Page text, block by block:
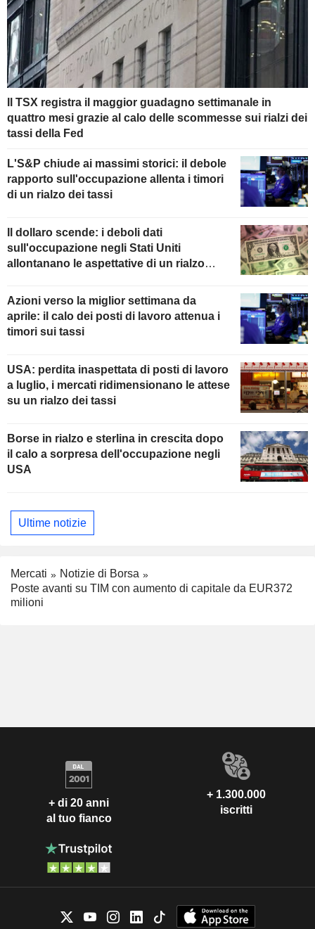
Il TSX registra il maggior guadagno settimanale in
quattro mesi grazie al calo delle scommesse sui rialzi dei
tassi della Fed
L'S&P chiude ai massimi storici: il debole
rapporto sull'occupazione allenta i timori
di un rialzo dei tassi
Il dollaro scende: i deboli dati
sull'occupazione negli Stati Uniti
allontanano le aspettative di un rialzo
Azioni verso la miglior settimana da
aprile: il calo dei posti di lavoro attenua i
timori sui tassi
USA: perdita inaspettata di posti di lavoro
a luglio, i mercati ridimensionano le attese
su un rialzo dei tassi
Borse in rialzo e sterlina in crescita dopo
il calo a sorpresa dell'occupazione negli
USA
Ultime notizie
Mercati
Notizie di Borsa
Poste avanti su TIM con aumento di capitale da EUR372
milioni
+ di 20 anni
al tuo fianco
+ 1.300.000
iscritti